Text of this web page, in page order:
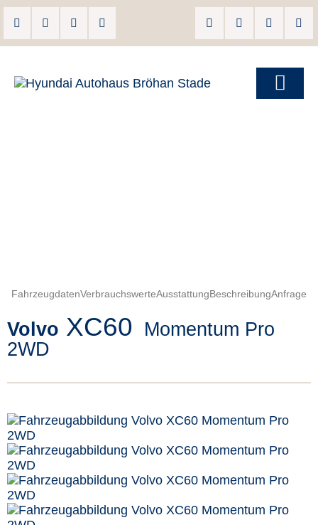
FahrzeugdatenVerbrauchswerteAusstattungBeschreibungAnfrage
Volvo XC60
Momentum Pro
2WD